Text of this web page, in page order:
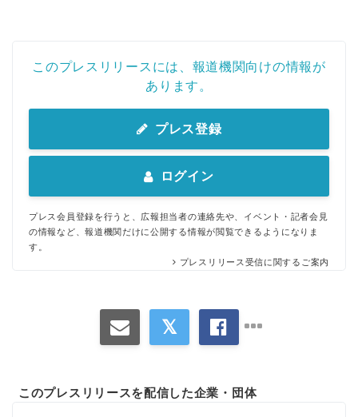
このプレスリリースには、報道機関向けの情報が
あります。
プレス登録
ログイン
プレス会員登録を行うと、広報担当者の連絡先や、イベント・記者会見
の情報など、報道機関だけに公開する情報が閲覧できるようになりま
す。
プレスリリース受信に関するご案内
このプレスリリースを配信した企業・団体